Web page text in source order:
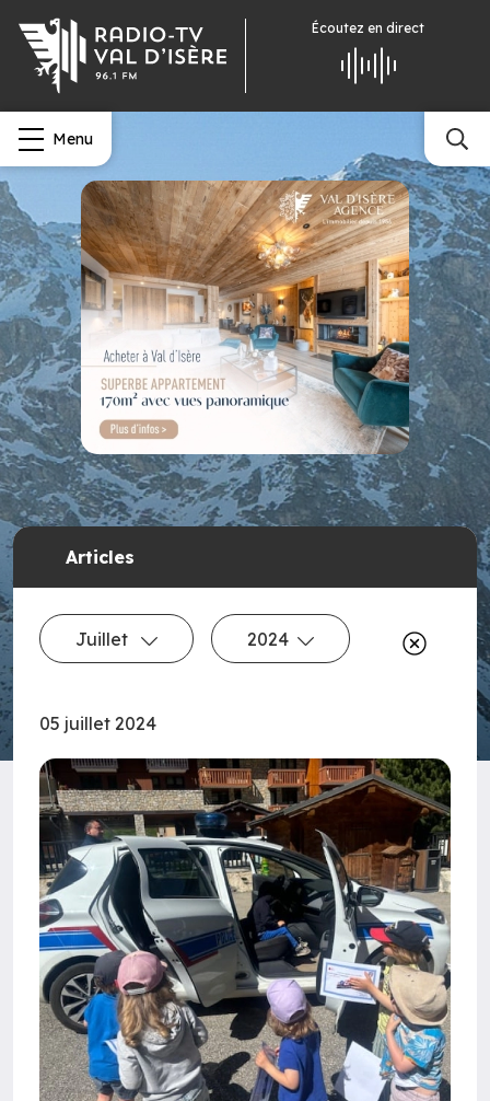
Écoutez en direct
Menu
Articles
Juillet 2024
05 juillet 2024